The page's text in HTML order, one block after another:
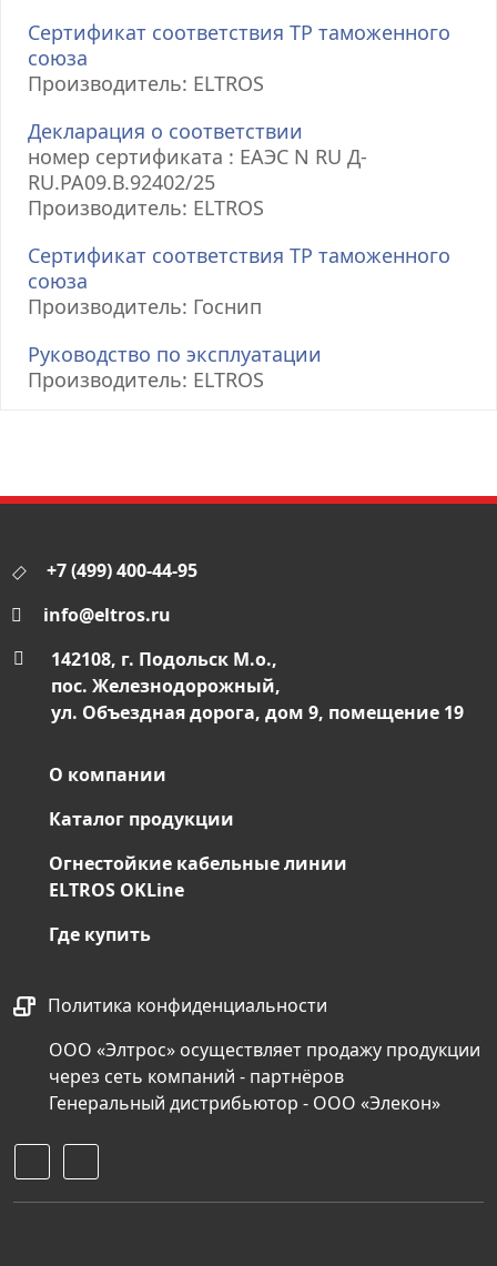
Сертификат соответствия ТР таможенного
союза
Производитель: ELTROS
Декларация о соответствии
номер сертификата : ЕАЭС N RU Д-
RU.РА09.В.92402/25
Производитель: ELTROS
Сертификат соответствия ТР таможенного
союза
Производитель: Госнип
Руководство по эксплуатации
Производитель: ELTROS
+7 (499) 400-44-95
info@eltros.ru
142108, г. Подольск М.о.,
пос. Железнодорожный,
ул. Объездная дорога, дом 9, помещение 19
О компании
Каталог продукции
Огнестойкие кабельные линии
ELTROS OKLine
Где купить
Политика конфиденциальности
ООО «Элтрос» осуществляет продажу продукции
через сеть компаний - партнёров
Генеральный дистрибьютор - ООО «Элекон»